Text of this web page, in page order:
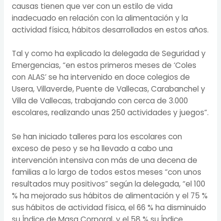
causas tienen que ver con un estilo de vida
inadecuado en relación con la alimentación y la
actividad física, hábitos desarrollados en estos años.
Tal y como ha explicado la delegada de Seguridad y
Emergencias, “en estos primeros meses de ‘Coles
con ALAS’ se ha intervenido en doce colegios de
Usera, Villaverde, Puente de Vallecas, Carabanchel y
Villa de Vallecas, trabajando con cerca de 3.000
escolares, realizando unas 250 actividades y juegos”.
Se han iniciado talleres para los escolares con
exceso de peso y se ha llevado a cabo una
intervención intensiva con más de una decena de
familias a lo largo de todos estos meses “con unos
resultados muy positivos” según la delegada, “el 100
% ha mejorado sus hábitos de alimentación y el 75 %
sus hábitos de actividad física, el 66 % ha disminuido